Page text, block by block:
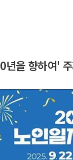
을 향하여'